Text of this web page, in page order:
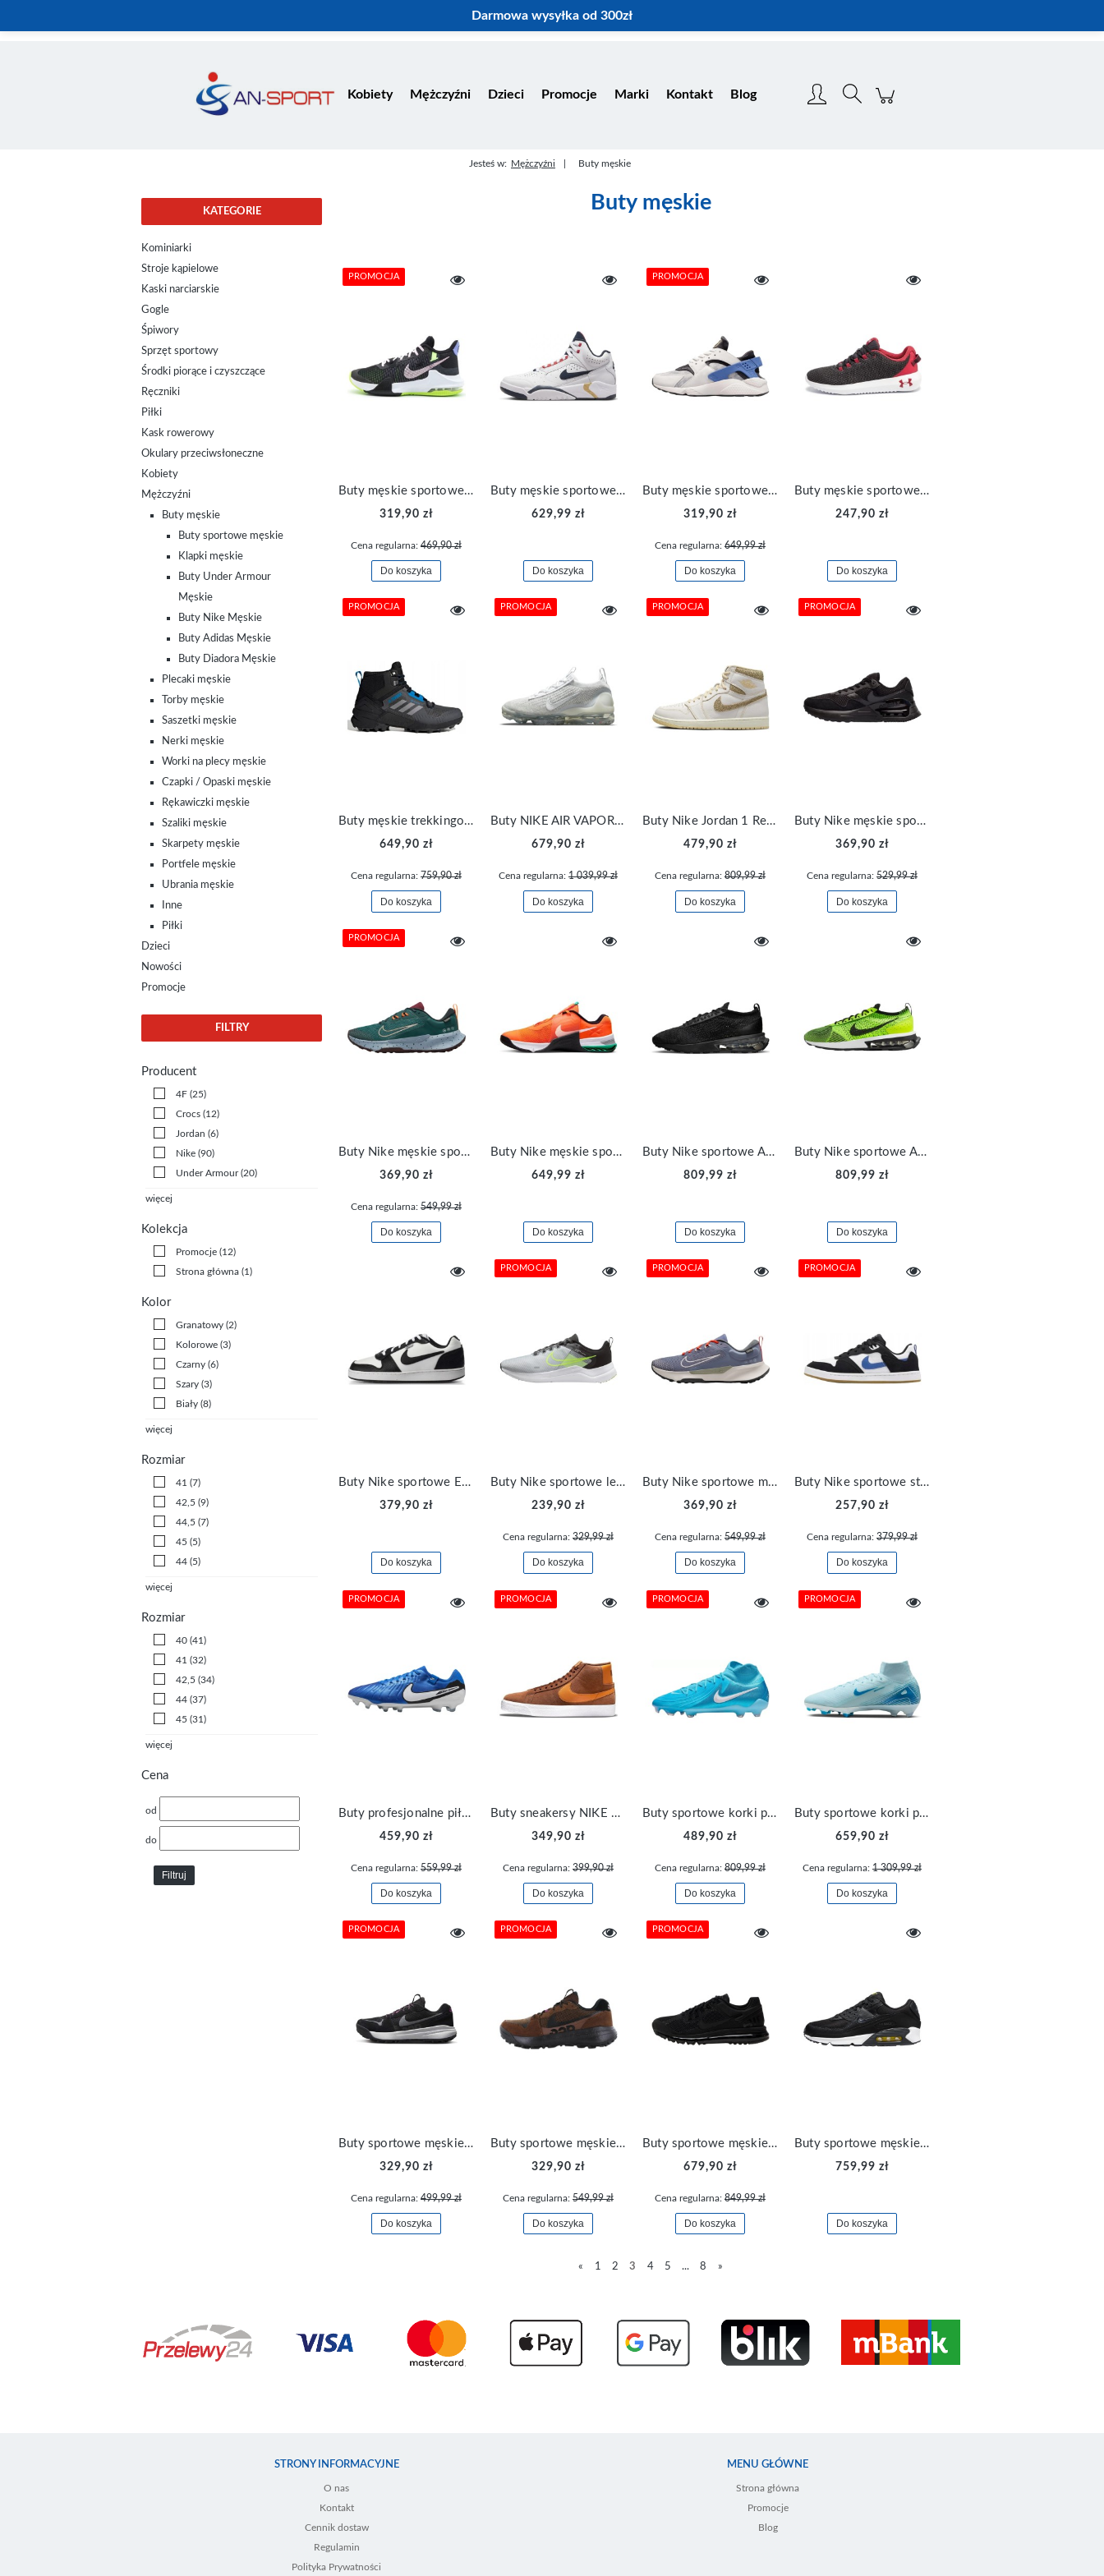
Darmowa wysyłka od 300zł
Kobiety Mężczyźni Dzieci Promocje Marki Kontakt Blog
Jesteś w: Mężczyźni Buty męskie
KATEGORIE
Kominiarki
Stroje kąpielowe
Kaski narciarskie
Gogle
Śpiwory
Sprzęt sportowy
Środki piorące i czyszczące
Ręczniki
Piłki
Kask rowerowy
Okulary przeciwsłoneczne
Kobiety
Mężczyźni
Buty męskie
Buty sportowe męskie
Klapki męskie
Buty Under Armour
Męskie
Buty Nike Męskie
Buty Adidas Męskie
Buty Diadora Męskie
Plecaki męskie
Torby męskie
Saszetki męskie
Nerki męskie
Worki na plecy męskie
Czapki / Opaski męskie
Rękawiczki męskie
Szaliki męskie
Skarpety męskie
Portfele męskie
Ubrania męskie
Inne
Piłki
Dzieci
Nowości
Promocje
FILTRY
Producent
4F (25)
Crocs (12)
Jordan (6)
Nike (90)
Under Armour (20)
więcej
Kolekcja
Promocje (12)
Strona główna (1)
Kolor
Granatowy (2)
Kolorowe (3)
Czarny (6)
Szary (3)
Biały (8)
więcej
Rozmiar
41 (7)
42,5 (9)
44,5 (7)
45 (5)
44 (5)
więcej
Rozmiar
40 (41)
41 (32)
42,5 (34)
44 (37)
45 (31)
więcej
Cena
od
do
Filtruj
Buty męskie
Buty męskie sportowe sneakers Nike Impact 3 DC3725-008
319,90 zł
Cena regularna: 469,90 zł
Do koszyka
PROMOCJA
Buty męskie sportowe sneakersy Air Flight Lite Mid DJ2518-102
629,99 zł
Do koszyka
Buty męskie sportowe sneakersy Nike Huarache DR0286-100
319,90 zł
Cena regularna: 649,99 zł
Do koszyka
PROMOCJA
Buty męskie sportowe Under Armour Ripple 3021186-005
247,90 zł
Do koszyka
Buty męskie trekkingowe Adidas Terrex SWIFT GZ0347
649,90 zł
Cena regularna: 759,90 zł
Do koszyka
PROMOCJA
Buty NIKE AIR VAPORMAX 2021 FK DC4112-100
679,90 zł
Cena regularna: 1 039,99 zł
Do koszyka
PROMOCJA
Buty Nike Jordan 1 Retro HI z dodatkowym zestawem sznurówek FD8631-100
479,90 zł
Cena regularna: 809,99 zł
Do koszyka
PROMOCJA
Buty Nike męskie sportowe Air Max Systm DM9537-004
369,90 zł
Cena regularna: 529,99 zł
Do koszyka
PROMOCJA
Buty Nike męskie sportowe Juniper Trail 2 Gore-tex FB2067-300
369,90 zł
Cena regularna: 549,99 zł
Do koszyka
PROMOCJA
Buty Nike męskie sportowe Metcon 7 treningowe CZ8281-883
649,99 zł
Do koszyka
Buty Nike sportowe Air Max Flyknit Racer FD2764-001
809,99 zł
Do koszyka
Buty Nike sportowe Air Max Flyknit Racer FD4610-700
809,99 zł
Do koszyka
Buty Nike sportowe Ebernon Low Premium AQ1774-102
379,90 zł
Do koszyka
Buty Nike sportowe lekkie wygodne Downshifter 12 DD9293-011
239,90 zł
Cena regularna: 329,99 zł
Do koszyka
PROMOCJA
Buty Nike sportowe męskie Juniper Trail 2 Gore-tex FB2067-006
369,90 zł
Cena regularna: 549,99 zł
Do koszyka
PROMOCJA
Buty Nike sportowe stylowe SB Alleyoop CJ0882-104
257,90 zł
Cena regularna: 379,99 zł
Do koszyka
PROMOCJA
Buty profesjonalne piłkarskie Nike Tiempo Legend 10 Pro korki DV4333-400
459,90 zł
Cena regularna: 559,99 zł
Do koszyka
PROMOCJA
Buty sneakersy NIKE ZOOM BLAZER 864349-203
349,90 zł
Cena regularna: 399,90 zł
Do koszyka
PROMOCJA
Buty sportowe korki piłkarskie Nike Phantom Luna II Pro FG FJ2575-400
489,90 zł
Cena regularna: 809,99 zł
Do koszyka
PROMOCJA
Buty sportowe korki piłkarskie Nike ZM Superfly 10 Elite FG FQ1454-400
659,90 zł
Cena regularna: 1 309,99 zł
Do koszyka
PROMOCJA
Buty sportowe męskie Nike ACG LOWCATE DM8019-002
329,90 zł
Cena regularna: 499,99 zł
Do koszyka
PROMOCJA
Buty sportowe męskie Nike ACG LOWCATE DM8019-200
329,90 zł
Cena regularna: 549,99 zł
Do koszyka
PROMOCJA
Buty sportowe męskie Nike Air Max 2013 FZ3156-010
679,90 zł
Cena regularna: 849,99 zł
Do koszyka
PROMOCJA
Buty sportowe męskie Nike Air Max 90 FN8005-002
759,99 zł
Do koszyka
« 1 2 3 4 5 ... 8 »
STRONY INFORMACYJNE
O nas
Kontakt
Cennik dostaw
Regulamin
Polityka Prywatności
MENU GŁÓWNE
Strona główna
Promocje
Blog